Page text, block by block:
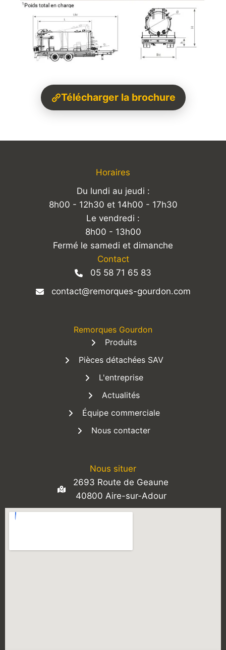
Télécharger la brochure
Horaires
Du lundi au jeudi :
8h00 - 12h30 et 14h00 - 17h30
Le vendredi :
8h00 - 13h00
Fermé le samedi et dimanche
Contact
05 58 71 65 83
contact@remorques-gourdon.com
Remorques Gourdon
Produits
Pièces détachées SAV
L'entreprise
Actualités
Équipe commerciale
Nous contacter
Nous situer
2693 Route de Geaune
40800 Aire-sur-Adour